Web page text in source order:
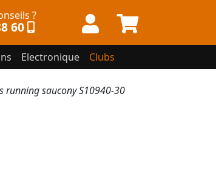
?
60
Electronique Clubs
running saucony S10940-30